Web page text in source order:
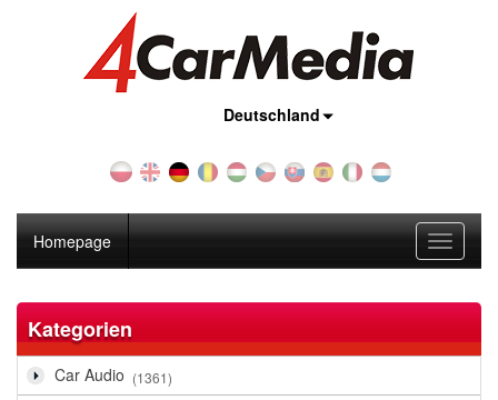
Deutschland
Toggle
Homepage
Kategorien
Car Audio (1361)